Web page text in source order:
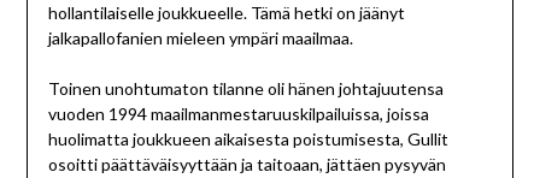
hollantilaiselle joukkueelle. Tämä hetki on jäänyt
jalkapallofanien mieleen ympäri maailmaa.
Toinen unohtumaton tilanne oli hänen johtajuutensa
vuoden 1994 maailmanmestaruuskilpailuissa, joissa
huolimatta joukkueen aikaisesta poistumisesta, Gullit
osoitti päättäväisyyttään ja taitoaan, jättäen pysyvän